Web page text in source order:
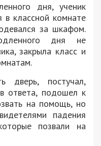
дня, ученик
в классной комнате
за шкафом.
дня не
закрыла класс и
дверь, постучал,
ответа, подошел к
на помощь, но
падения
позвали на